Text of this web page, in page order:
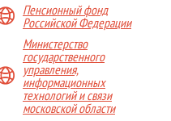
Пенсионный фонд
Российской Федерации
Министерство
государственного
управления,
информационных
технологий и связи
московской области